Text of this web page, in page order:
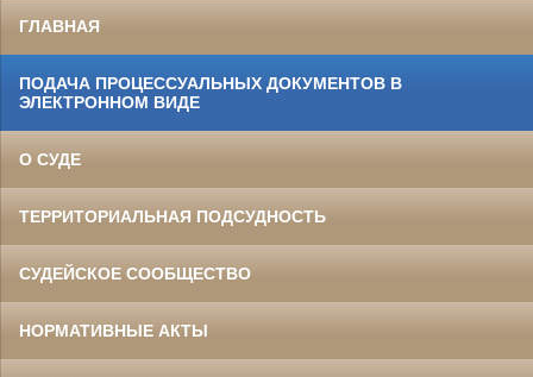
ГЛАВНАЯ
ПОДАЧА ПРОЦЕССУАЛЬНЫХ ДОКУМЕНТОВ В
ЭЛЕКТРОННОМ ВИДЕ
О СУДЕ
ТЕРРИТОРИАЛЬНАЯ ПОДСУДНОСТЬ
СУДЕЙСКОЕ СООБЩЕСТВО
НОРМАТИВНЫЕ АКТЫ